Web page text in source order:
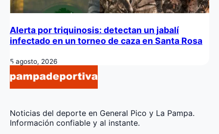
Alerta por triquinosis: detectan un jabalí
infectado en un torneo de caza en Santa Rosa
5 agosto, 2026
Noticias del deporte en General Pico y La Pampa.
Información confiable y al instante.